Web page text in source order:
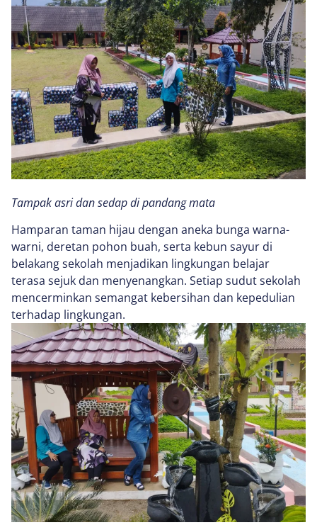
Tampak asri dan sedap di pandang mata
Hamparan taman hijau dengan aneka bunga warna-
warni, deretan pohon buah, serta kebun sayur di
belakang sekolah menjadikan lingkungan belajar
terasa sejuk dan menyenangkan. Setiap sudut sekolah
mencerminkan semangat kebersihan dan kepedulian
terhadap lingkungan.